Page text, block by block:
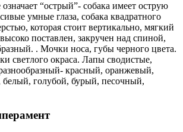
“острый”- собака имеет острую
умные глаза, собака квадратного
которая стоит вертикально, мягкий
поставлен, закручен над спиной,
. Мочки носа, губы черного цвета.
светлого окраса. Лапы сводистые,
красный, оранжевый,
голубой, бурый, песочный,